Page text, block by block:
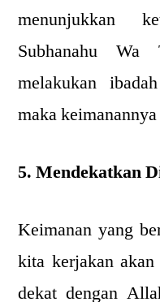
menunjukkan
Subhanahu Wa
melakukan
maka
5. Mendekatkan
Keimanan yang
kita kerjakan
dekat dengan